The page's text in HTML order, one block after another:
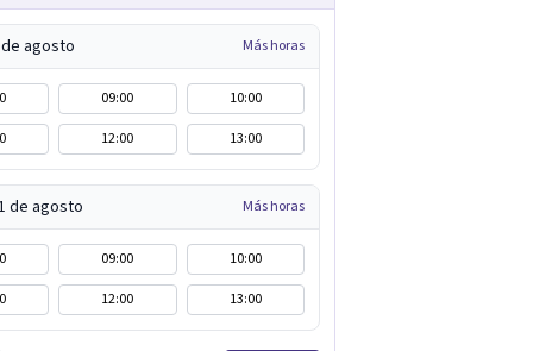
agosto Más horas
09:00
10:00
12:00 13:00
de agosto Más horas
09:00
10:00
12:00 13:00